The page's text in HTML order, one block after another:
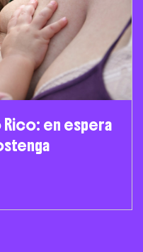
Rico: en espera